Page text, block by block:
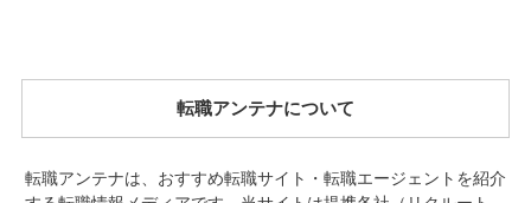
転職アンテナについて
転職アンテナは、おすすめ転職サイト・転職エージェントを紹介